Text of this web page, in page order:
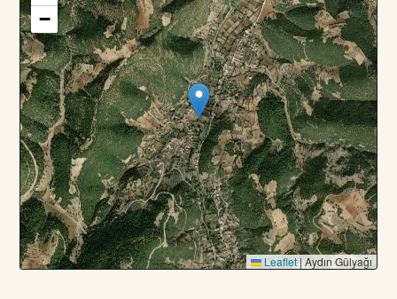
3 PARSEL · TOPLAM—DA
−
Leaflet|Aydın Gülyağı